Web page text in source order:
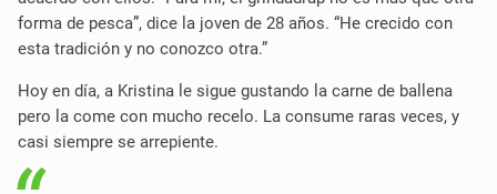
forma de pesca”, dice la joven de 28 años. “He crecido con
esta tradición y no conozco otra.”
Hoy en día, a Kristina le sigue gustando la carne de ballena
pero la come con mucho recelo. La consume raras veces, y
casi siempre se arrepiente.